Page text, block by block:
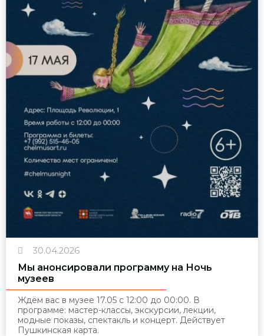
30.04.2026
Мы анонсировали программу на Ночь
музеев
Ждём вас в музее 17.05 с 12:00 до 00:00. В
программе: мастер-классы, экскурсии, лекции,
модные показы, спектакль и концерт. Действует
Пушкинская карта.